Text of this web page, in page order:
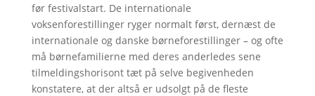
før festivalstart. De internationale
voksenforestillinger ryger normalt først, dernæst de
internationale og danske børneforestillinger – og ofte
må børnefamilierne med deres anderledes sene
tilmeldingshorisont tæt på selve begivenheden
konstatere, at der altså er udsolgt på de fleste